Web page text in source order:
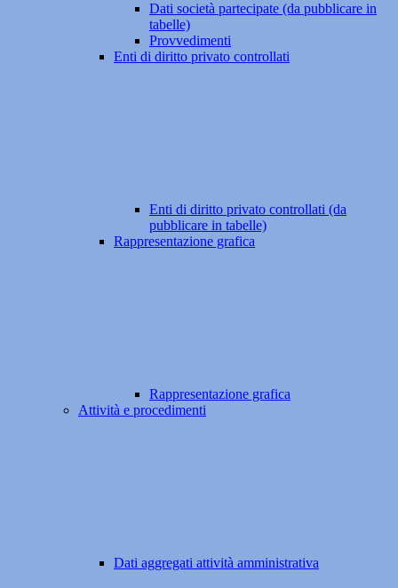
Dati società partecipate (da pubblicare in
tabelle)
Provvedimenti
Enti di diritto privato controllati
Enti di diritto privato controllati (da
pubblicare in tabelle)
Rappresentazione grafica
Rappresentazione grafica
Attività e procedimenti
Dati aggregati attività amministrativa